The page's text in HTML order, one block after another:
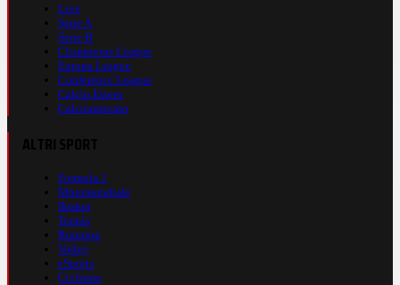
Live
Serie A
Serie B
Champions League
Europa League
Conference League
Calcio Estero
Calciomercato
Formula 1
Motomondiale
Basket
Tennis
Running
Volley
eSports
Ciclismo